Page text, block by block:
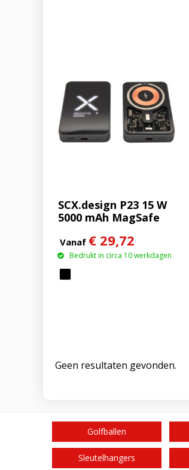
SCX.design P23 15 W
5000 mAh MagSafe
Vanaf € 29,72
Bedrukt in circa 10 werkdagen
Geen resultaten gevonden.
Golfballen
Sleutelhangers